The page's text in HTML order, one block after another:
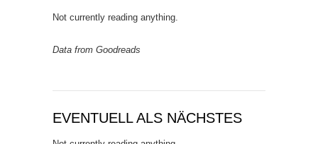
Not currently reading anything.
Data from Goodreads
EVENTUELL ALS NÄCHSTES